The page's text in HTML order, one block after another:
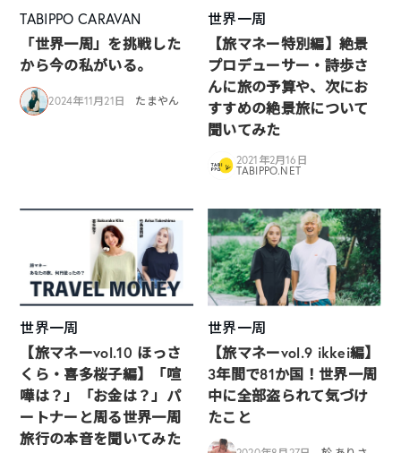
TABIPPO CARAVAN
「世界一周」を挑戦した
から今の私がいる。
2024年11月21日 たまやん
世界一周
【旅マネー特別編】絶景
プロデューサー・詩歩さ
んに旅の予算や、次にお
すすめの絶景旅について
聞いてみた
2021年2月16日
TABIPPO.NET
世界一周
【旅マネーvol.10 ほっさ
くら・喜多桜子編】「喧
嘩は？」「お金は？」パ
ートナーと周る世界一周
旅行の本音を聞いてみた
世界一周
【旅マネーvol.9 ikkei編】
3年間で81か国！世界一周
中に全部盗られて気づけ
たこと